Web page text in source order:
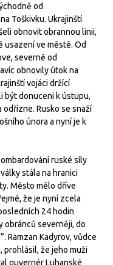
od
Toškivku. Ukrajinští
obnovit obrannou linii,
usazení ve městě. Od
severně od
obnovily útok na
vojáci držící
být donuceni k ústupu,
Rusko se snaží
února a nyní je k
ruské síly
stála na hranici
Město mělo dříve
že je nyní zcela
24 hodin
obránců severněji, do
Ramzan Kadyrov, vůdce
prohlásil, že jeho muži
guvernér Luhanské